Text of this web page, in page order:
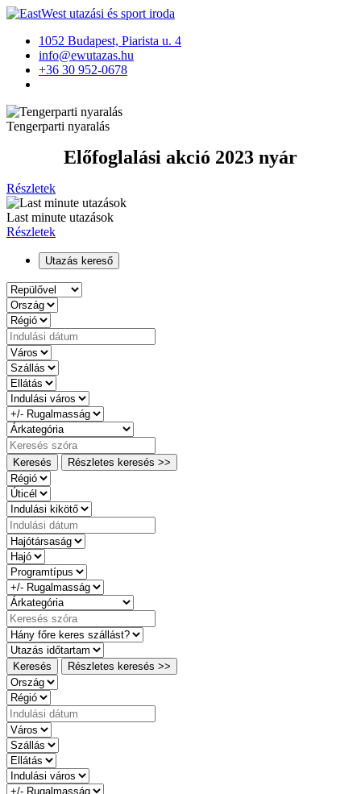
1052 Budapest, Piarista u. 4
info@ewutazas.hu
+36 30 952-0678
Tengerparti nyaralás
Előfoglalási akció 2023 nyár
Részletek
Last minute utazások
Részletek
Utazás kereső
Keresés Részletes keresés >>
Keresés Részletes keresés >>